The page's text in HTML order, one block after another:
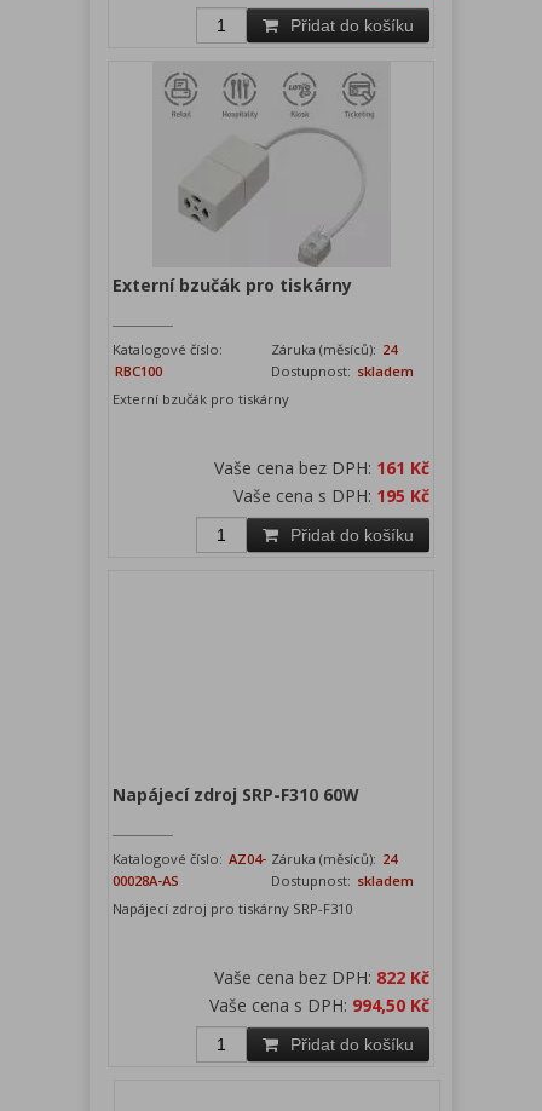
Přidat do košíku
Externí bzučák pro tiskárny
Katalogové číslo:
RBC100
Záruka (měsíců): 24
Dostupnost: skladem
Externí bzučák pro tiskárny
Vaše cena bez DPH: 161 Kč
Vaše cena s DPH: 195 Kč
Přidat do košíku
Napájecí zdroj SRP-F310 60W
Katalogové číslo: AZ04-
00028A-AS
Záruka (měsíců): 24
Dostupnost: skladem
Napájecí zdroj pro tiskárny SRP-F310
Vaše cena bez DPH: 822 Kč
Vaše cena s DPH: 994,50 Kč
Přidat do košíku